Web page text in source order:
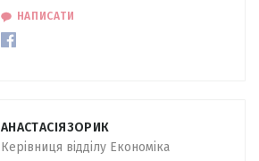
НАПИСАТИ
АНАСТАСІЯЗОРИК
Керівниця відділу Економіка